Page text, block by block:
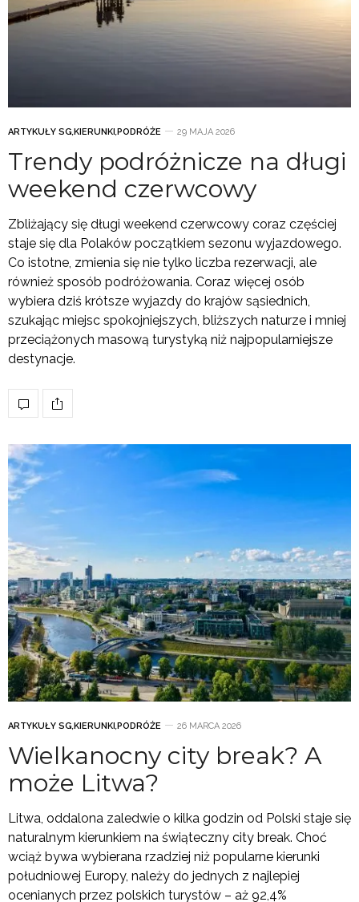
ARTYKUŁY SG,KIERUNKI ,PODRÓŻE 29 MAJA 2026
Trendy podróżnicze na długi
weekend czerwcowy
Zbliżający się długi weekend czerwcowy coraz częściej
staje się dla Polaków początkiem sezonu wyjazdowego.
Co istotne, zmienia się nie tylko liczba rezerwacji, ale
również sposób podróżowania. Coraz więcej osób
wybiera dziś krótsze wyjazdy do krajów sąsiednich,
szukając miejsc spokojniejszych, bliższych naturze i mniej
przeciążonych masową turystyką niż najpopularniejsze
destynacje.
ARTYKUŁY SG,KIERUNKI ,PODRÓŻE 26 MARCA 2026
Wielkanocny city break? A
może Litwa?
Litwa, oddalona zaledwie o kilka godzin od Polski staje się
naturalnym kierunkiem na świąteczny city break. Choć
wciąż bywa wybierana rzadziej niż popularne kierunki
południowej Europy, należy do jednych z najlepiej
ocenianych przez polskich turystów – aż 92,4%